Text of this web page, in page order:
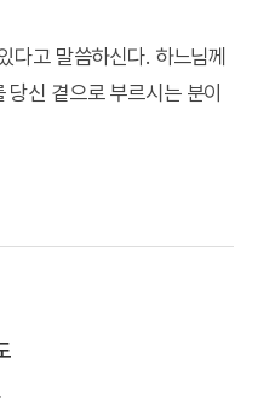
다고 말씀하신다. 하느님께
신 곁으로 부르시는 분이